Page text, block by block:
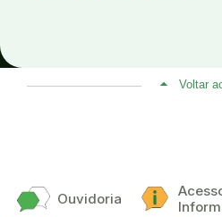
Voltar
Ouvidoria